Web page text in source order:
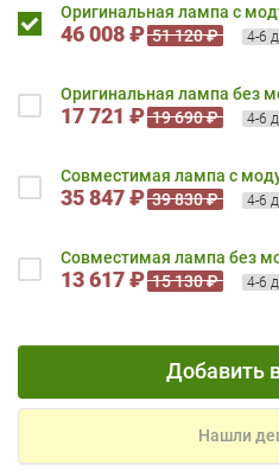
Оригинальная лампа с
46 008 ₽ 51 120 ₽ 4-6
Оригинальная лампа без
17 721 ₽ 19 690 ₽ 4-6
Совместимая лампа с
35 847 ₽ 39 830 ₽ 4-6
Совместимая лампа без
13 617 ₽ 15 130 ₽ 4-6
Добавить
Нашли